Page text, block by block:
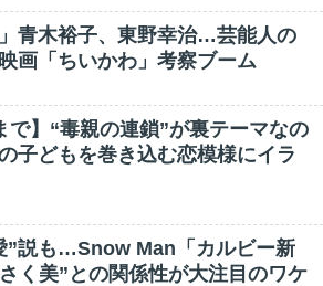
」青木裕子、東野幸治…芸能人の
画「ちいかわ」考察ブーム
で】“毒親の連鎖”が裏テーマなの
子どもを巻き込む恋模様にイラ
”説も…Snow Man「カルビー新
く美”との関係性が大注目のワケ